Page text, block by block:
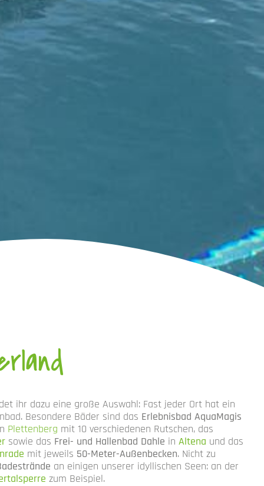
ihr dazu eine große Auswahl: Fast jeder Ort hat ein
Besondere Bäder sind das Erlebnisbad AquaMagis
Plettenberg mit 10 verschiedenen Rutschen, das
sowie das Frei- und Hallenbad Dahle in Altena und das
mit jeweils 50-Meter-Außenbecken. Nicht zu
an einigen unserer idyllischen Seen: an der
zum Beispiel.